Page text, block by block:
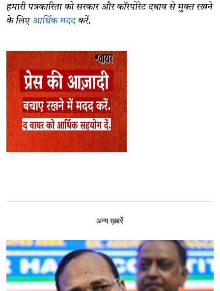
हमारी पत्रकारिता को सरकार और कॉरपोरेट दबाव से मुक्त रखने
के लिए आर्थिक मददकरें.
अन्य ख़बरें